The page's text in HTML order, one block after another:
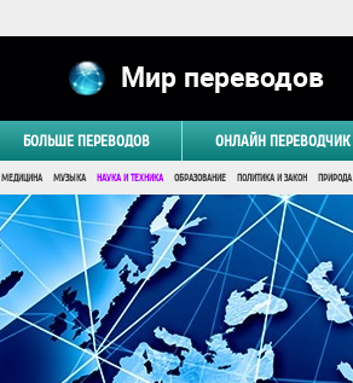
Мир переводов
БОЛЬШЕ ПЕРЕВОДОВ ОНЛАЙН ПЕРЕВОДЧИК
МЕДИЦИНА МУЗЫКА НАУКА И ТЕХНИКА ОБРАЗОВАНИЕ ПОЛИТИКА И ЗАКОН ПРИРОДА